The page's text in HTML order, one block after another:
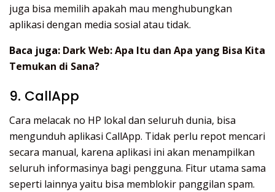
juga bisa memilih apakah mau menghubungkan
aplikasi dengan media sosial atau tidak.
Baca juga: Dark Web: Apa Itu dan Apa yang Bisa Kita
Temukan di Sana?
9. CallApp
Cara melacak no HP lokal dan seluruh dunia, bisa
mengunduh aplikasi CallApp. Tidak perlu repot mencari
secara manual, karena aplikasi ini akan menampilkan
seluruh informasinya bagi pengguna. Fitur utama sama
seperti lainnya yaitu bisa memblokir panggilan spam.